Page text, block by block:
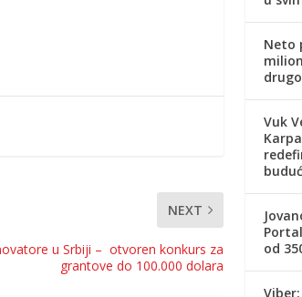
NEXT
u Srbiji – otvoren konkurs za
grantove do 100.000 dolara
Neto
Vuk
od